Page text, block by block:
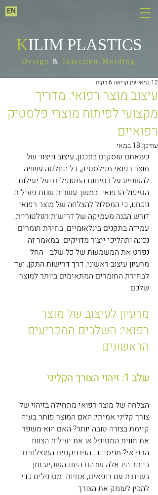
EN
KILIM PLASTICS
Design& Injection Molding
עיצוב מוצר רפואי: מדריך
מקצועי לפיתוח מוצרי פלסטיק
רפואיים
12 במאי זמן קריאה 6 דקות
עודכן: 18 במאי
כשאתם עוסקים בתכנון, עיצוב וייצור של
מוצר רפואי מפלסטיק, כל החלטה עשויה
להשפיע על בטיחות המטופלים ועל יעילות
הטיפול הרפואי. במשך עשרות שנות פעילות
נוכחנו, כי המסלול להצלחה של מוצר רפואי
דורש הבנה מעמיקה של דרישות רגולטוריות,
עמידה בתקנים בינלאומיים, בחירת חומרים
נכונה ותהליכי ייצור מדויקים. במאמר זה
נפרט את המשמעות של כל שלב - החל
מרעיון עיצוב ראשוני, דרך דרישות התקן, ועד
לבחירת החומרים המתאימים ביותר למוצר
שלכם.
מרעיון לעיצוב של מוצר
רפואי: השלבים המכריעים
הראשונים
שלב 1: זיהוי הצורך הקליני
הצלחה של מוצר רפואי מתחילה בזיהוי של
צורך קליני אמיתי: האם המוצר פותר בעיה
קיימת בצורה טובה יותר? האם הוא משפר
את חווית המטופל או את יעילות הצוות
הרפואי? מניסיוננו, הפרויקטים המוצלחים
ביותר היו אלה שבהם היזם השקיע זמן
בשיחות עם רופאים, אחיות ומטופלים כדי
להבין לעומק את הצורך.